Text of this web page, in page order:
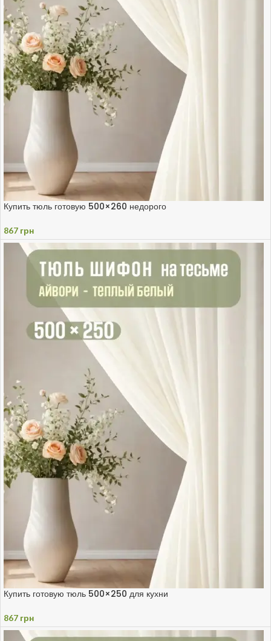
Купить тюль готовую 500×260 недорого
867 грн
Купить готовую тюль 500×250 для кухни
867 грн